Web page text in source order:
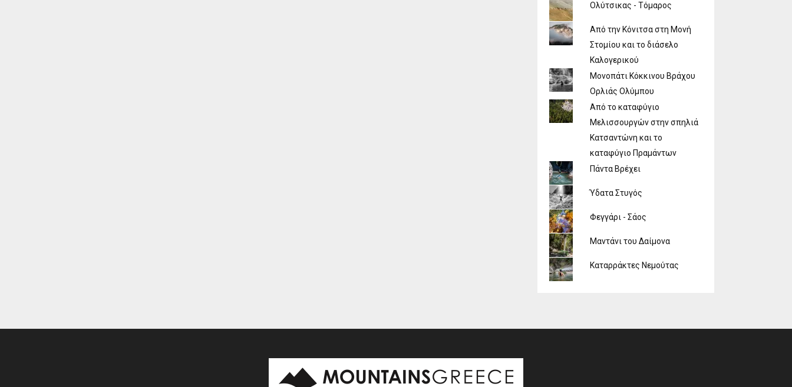
Ολύτσικας - Τόμαρος
Από την Κόνιτσα στη Μονή
Στομίου και το διάσελο
Καλογερικού
Μονοπάτι Κόκκινου Βράχου
Ορλιάς Ολύμπου
Από το καταφύγιο
Μελισσουργών στην σπηλιά
Κατσαντώνη και το
καταφύγιο Πραμάντων
Πάντα Βρέχει
Ύδατα Στυγός
Φεγγάρι - Σάος
Μαντάνι του Δαίμονα
Καταρράκτες Νεμούτας